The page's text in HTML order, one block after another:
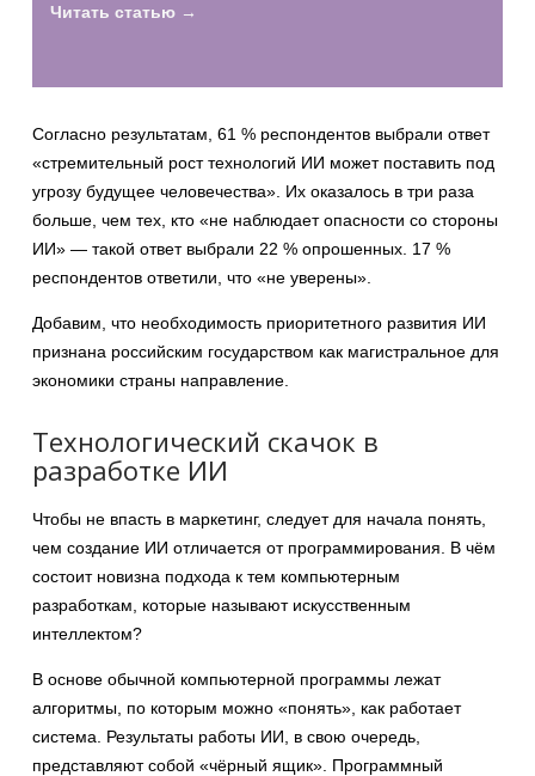
Читать статью →
Согласно результатам, 61 % респондентов выбрали ответ
«стремительный рост технологий ИИ может поставить под
угрозу будущее человечества». Их оказалось в три раза
больше, чем тех, кто «не наблюдает опасности со стороны
ИИ» — такой ответ выбрали 22 % опрошенных. 17 %
респондентов ответили, что «не уверены».
Добавим, что необходимость приоритетного развития ИИ
признана российским государством как магистральное для
экономики страны направление.
Технологический скачок в
разработке ИИ
Чтобы не впасть в маркетинг, следует для начала понять,
чем создание ИИ отличается от программирования. В чём
состоит новизна подхода к тем компьютерным
разработкам, которые называют искусственным
интеллектом?
В основе обычной компьютерной программы лежат
алгоритмы, по которым можно «понять», как работает
система. Результаты работы ИИ, в свою очередь,
представляют собой «чёрный ящик». Программный